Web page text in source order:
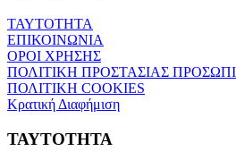
ΤΑΥΤΟΤΗΤΑ
ΕΠΙΚΟΙΝΩΝΙΑ
ΟΡΟΙ ΧΡΗΣΗΣ
ΠΟΛΙΤΙΚΗ ΠΡΟΣΤΑΣΙΑΣ
ΠΟΛΙΤΙΚΗ COOKIES
Κρατική Διαφήμιση
ΤΑΥΤΟΤΗΤΑ